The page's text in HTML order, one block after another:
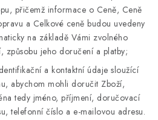
přičemž informace o Ceně, Ceně
a Celkové ceně budou uvedeny
na základě Vámi zvolného
způsobu jeho doručení a platby;
a kontaktní údaje sloužící
abychom mohli doručit Zboží,
tedy jméno, příjmení, doručovací
telefonní číslo a e-mailovou adresu.